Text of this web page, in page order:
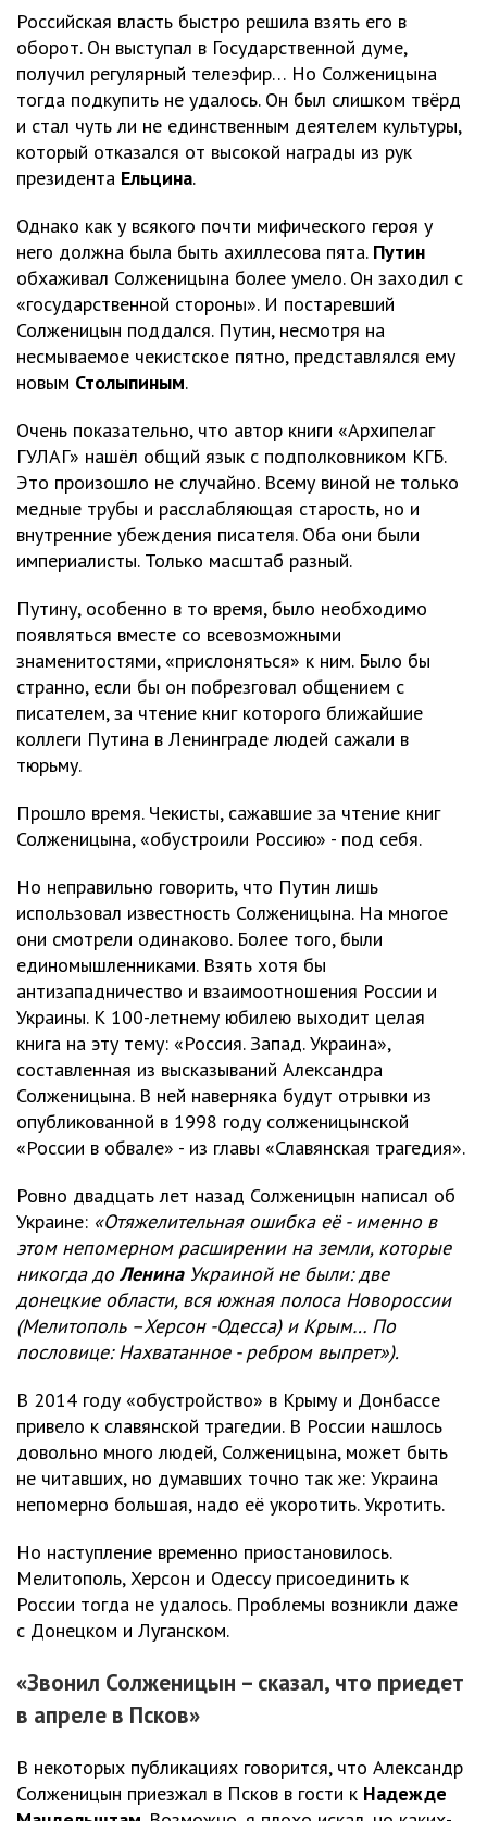
Российская власть быстро решила взять его в
оборот. Он выступал в Государственной думе,
получил регулярный телеэфир… Но Солженицына
тогда подкупить не удалось. Он был слишком твёрд
и стал чуть ли не единственным деятелем культуры,
который отказался от высокой награды из рук
президента Ельцина.
Однако как у всякого почти мифического героя у
него должна была быть ахиллесова пята. Путин
обхаживал Солженицына более умело. Он заходил с
«государственной стороны». И постаревший
Солженицын поддался. Путин, несмотря на
несмываемое чекистское пятно, представлялся ему
новым Столыпиным.
Очень показательно, что автор книги «Архипелаг
ГУЛАГ» нашёл общий язык с подполковником КГБ.
Это произошло не случайно. Всему виной не только
медные трубы и расслабляющая старость, но и
внутренние убеждения писателя. Оба они были
империалисты. Только масштаб разный.
Путину, особенно в то время, было необходимо
появляться вместе со всевозможными
знаменитостями, «прислоняться» к ним. Было бы
странно, если бы он побрезговал общением с
писателем, за чтение книг которого ближайшие
коллеги Путина в Ленинграде людей сажали в
тюрьму.
Прошло время. Чекисты, сажавшие за чтение книг
Солженицына, «обустроили Россию» - под себя.
Но неправильно говорить, что Путин лишь
использовал известность Солженицына. На многое
они смотрели одинаково. Более того, были
единомышленниками. Взять хотя бы
антизападничество и взаимоотношения России и
Украины. К 100-летнему юбилею выходит целая
книга на эту тему: «Россия. Запад. Украина»,
составленная из высказываний Александра
Солженицына. В ней наверняка будут отрывки из
опубликованной в 1998 году солженицынской
«России в обвале» - из главы «Славянская трагедия».
Ровно двадцать лет назад Солженицын написал об
Украине: «Отяжелительная ошибка её - именно в
этом непомерном расширении на земли, которые
никогда доЛенинаУкраиной не были: две
донецкие области, вся южная полоса Новороссии
(Мелитополь –Херсон -Одесса) и Крым… По
пословице: Нахватанное - ребром выпрет»).
В 2014 году «обустройство» в Крыму и Донбассе
привело к славянской трагедии. В России нашлось
довольно много людей, Солженицына, может быть
не читавших, но думавших точно так же: Украина
непомерно большая, надо её укоротить. Укротить.
Но наступление временно приостановилось.
Мелитополь, Херсон и Одессу присоединить к
России тогда не удалось. Проблемы возникли даже
с Донецком и Луганском.
«Звонил Солженицын – сказал, что приедет
в апреле в Псков»
В некоторых публикациях говорится, что Александр
Солженицын приезжал в Псков в гости к Надежде